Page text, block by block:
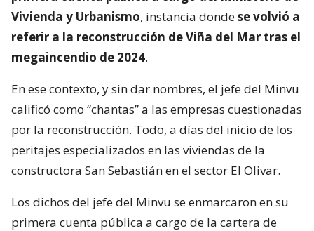
Vivienda y Urbanismo, instancia dondese volvió a
referir a la reconstrucción de Viña del Mar tras el
megaincendio de 2024.
En ese contexto, y sin dar nombres, el jefe del Minvu
calificó como “chantas” a las empresas cuestionadas
por la reconstrucción. Todo, a días del inicio de los
peritajes especializados en las viviendas de la
constructora San Sebastián en el sector El Olivar.
Los dichos del jefe del Minvu se enmarcaron en su
primera cuenta pública a cargo de la cartera de